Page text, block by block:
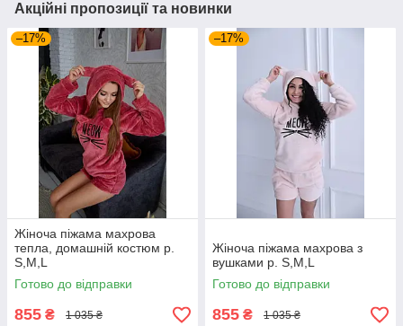
Акційні пропозиції та новинки
–17%
Жіноча піжама махрова
тепла, домашній костюм р.
S,M,L
Готово до відправки
855 ₴ 1 035 ₴
–17%
Жіноча піжама махрова з
вушками р. S,M,L
Готово до відправки
855 ₴ 1 035 ₴